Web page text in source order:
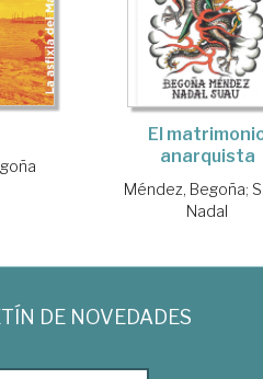
El
anarquista
Méndez, Begoña;
Nadal
DE NOVEDADES